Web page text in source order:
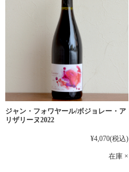
ジャン・フォワヤール/ボジョレー・ア
リザリーヌ2022
¥4,070(税込)
在庫 ×